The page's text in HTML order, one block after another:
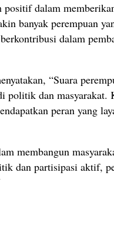
positif dalam
banyak perempuan
dalam
“Suara
politik dan masyarakat.
peran yang
membangun
dan partisipasi aktif,